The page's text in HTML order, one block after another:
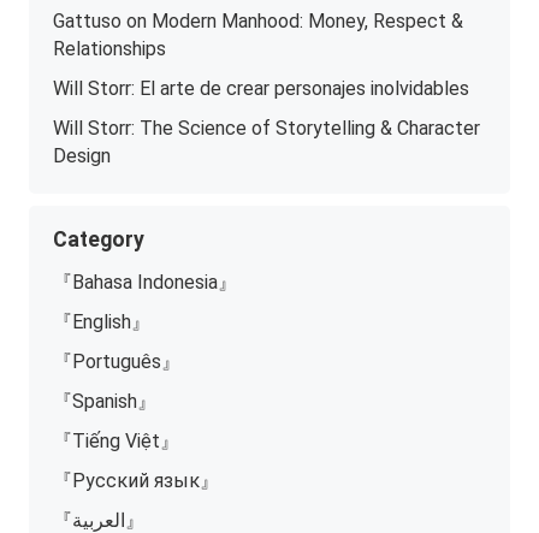
Gattuso on Modern Manhood: Money, Respect &
Relationships
Will Storr: El arte de crear personajes inolvidables
Will Storr: The Science of Storytelling & Character
Design
Category
『Bahasa Indonesia』
『English』
『Português』
『Spanish』
『Tiếng Việt』
『Русский язык』
『العربية』